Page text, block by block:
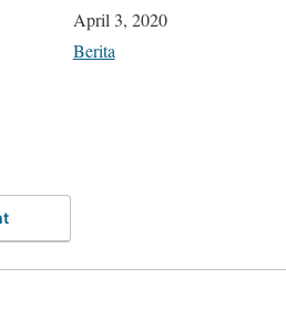
Tanggal
April 3, 2020
Sehubungan dengan
Berita